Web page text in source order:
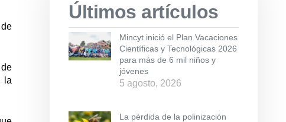
la
Últimos artículos
Mincyt inició el Plan Vacaciones
Científicas y Tecnológicas 2026
para más de 6 mil niños y
jóvenes
5 agosto, 2026
La pérdida de la polinización